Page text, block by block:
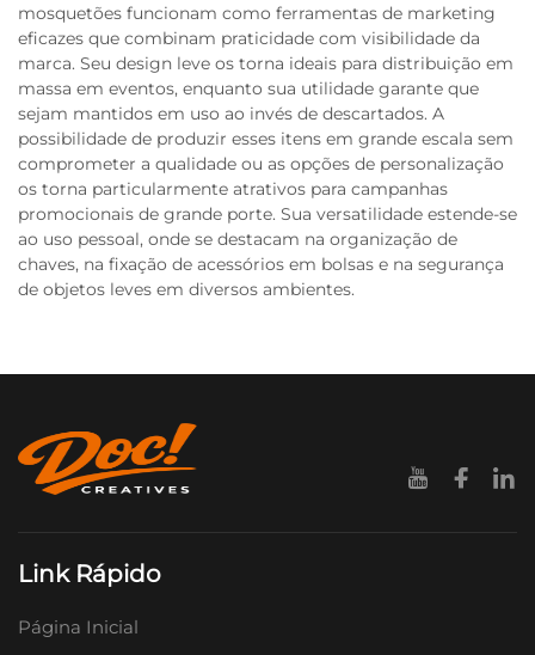
mosquetões funcionam como ferramentas de marketing
eficazes que combinam praticidade com visibilidade da
marca. Seu design leve os torna ideais para distribuição em
massa em eventos, enquanto sua utilidade garante que
sejam mantidos em uso ao invés de descartados. A
possibilidade de produzir esses itens em grande escala sem
comprometer a qualidade ou as opções de personalização
os torna particularmente atrativos para campanhas
promocionais de grande porte. Sua versatilidade estende-se
ao uso pessoal, onde se destacam na organização de
chaves, na fixação de acessórios em bolsas e na segurança
de objetos leves em diversos ambientes.
Link Rápido
Página Inicial